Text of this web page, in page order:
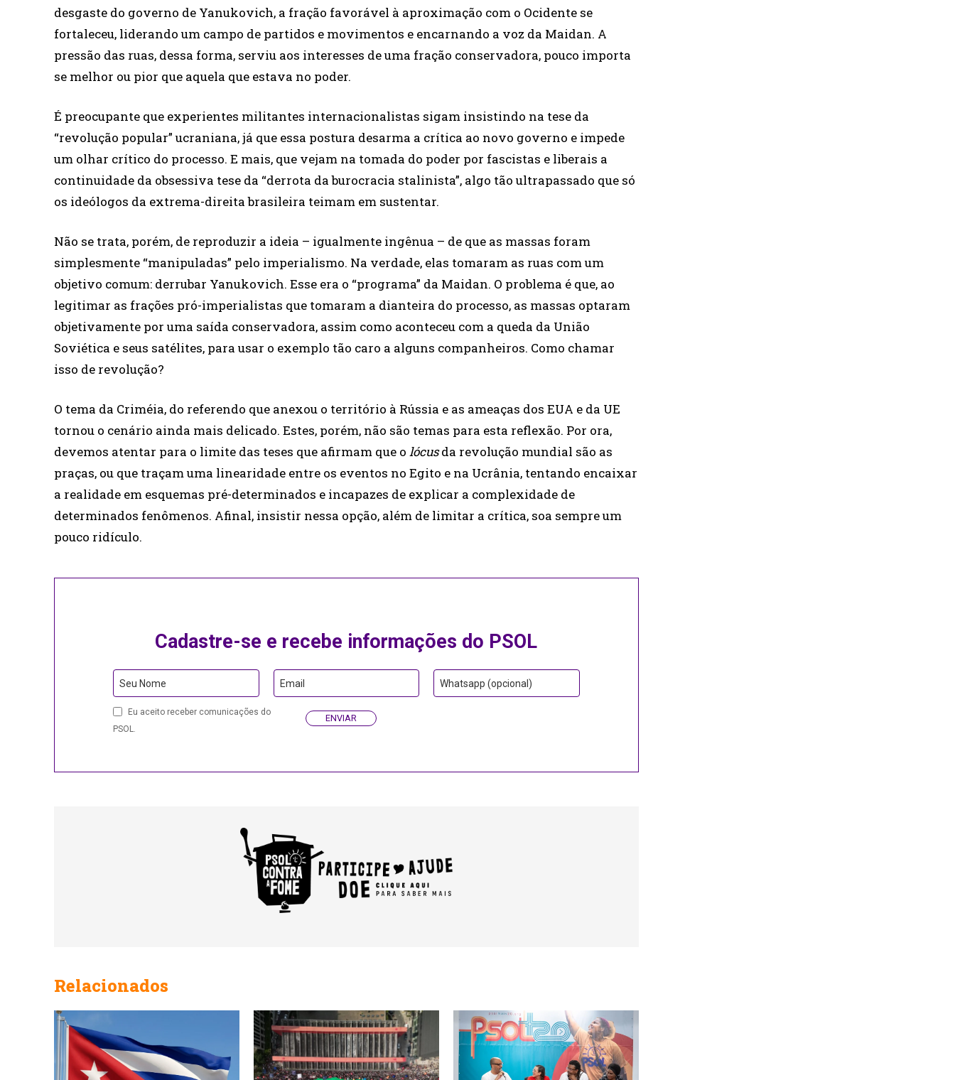
desgaste do governo de Yanukovich, a fração favorável à aproximação com o Ocidente se
fortaleceu, liderando um campo de partidos e movimentos e encarnando a voz da Maidan. A
pressão das ruas, dessa forma, serviu aos interesses de uma fração conservadora, pouco importa
se melhor ou pior que aquela que estava no poder.
É preocupante que experientes militantes internacionalistas sigam insistindo na tese da
“revolução popular” ucraniana, já que essa postura desarma a crítica ao novo governo e impede
um olhar crítico do processo. E mais, que vejam na tomada do poder por fascistas e liberais a
continuidade da obsessiva tese da “derrota da burocracia stalinista”, algo tão ultrapassado que só
os ideólogos da extrema-direita brasileira teimam em sustentar.
Não se trata, porém, de reproduzir a ideia – igualmente ingênua – de que as massas foram
simplesmente “manipuladas” pelo imperialismo. Na verdade, elas tomaram as ruas com um
objetivo comum: derrubar Yanukovich. Esse era o “programa” da Maidan. O problema é que, ao
legitimar as frações pró-imperialistas que tomaram a dianteira do processo, as massas optaram
objetivamente por uma saída conservadora, assim como aconteceu com a queda da União
Soviética e seus satélites, para usar o exemplo tão caro a alguns companheiros. Como chamar
isso de revolução?
O tema da Criméia, do referendo que anexou o território à Rússia e as ameaças dos EUA e da UE
tornou o cenário ainda mais delicado. Estes, porém, não são temas para esta reflexão. Por ora,
devemos atentar para o limite das teses que afirmam que o lócusda revolução mundial são as
praças, ou que traçam uma linearidade entre os eventos no Egito e na Ucrânia, tentando encaixar
a realidade em esquemas pré-determinados e incapazes de explicar a complexidade de
determinados fenômenos. Afinal, insistir nessa opção, além de limitar a crítica, soa sempre um
pouco ridículo.
Cadastre-se e recebe informações do PSOL
Seu Nome Email Whatsapp (opcional)
Eu aceito receber comunicações do
PSOL.
ENVIAR
Relacionados